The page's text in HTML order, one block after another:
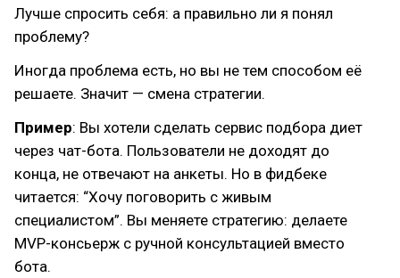
Лучше спросить себя: а правильно ли я понял
проблему?
Иногда проблема есть, но вы не тем способом её
решаете. Значит — смена стратегии.
Пример: Вы хотели сделать сервис подбора диет
через чат-бота. Пользователи не доходят до
конца, не отвечают на анкеты. Но в фидбеке
читается: “Хочу поговорить с живым
специалистом”. Вы меняете стратегию: делаете
MVP-консьерж с ручной консультацией вместо
бота.